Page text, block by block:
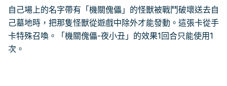
自己場上的名字帶有「機關傀儡」的怪獸被戰鬥破壞送去自
己墓地時，把那隻怪獸從遊戲中除外才能發動。這張卡從手
卡特殊召喚。「機關傀儡-夜小丑」的效果1回合只能使用1
次。